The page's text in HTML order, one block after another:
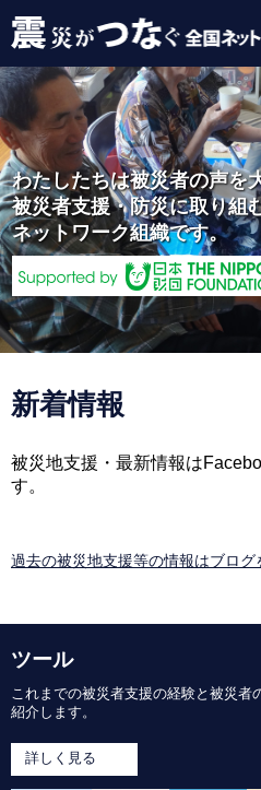
わたしたちは被災者の声を
被災者支援・防災に取り組
ネットワーク組織です。
新着情報
被災地支援・最新情報は
す。
過去の被災地支援等の情報はブログ
ツール
これまでの被災者支援の経験と被災者
紹介します。
詳しく見る